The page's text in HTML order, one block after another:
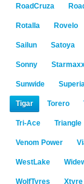
RoadCruza
Rotalla Rovelo
Sailun Satoya
Sonny
Sunwide
Tigar Torero
Tri-Ace Triangle
Venom Power
WestLake
WolfTyres Xtyre